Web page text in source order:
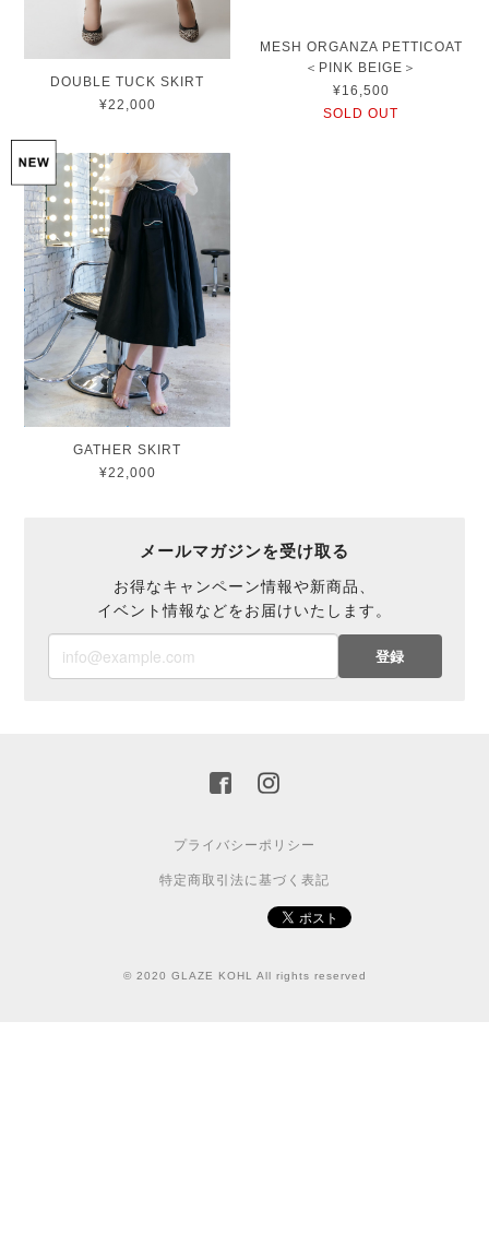
DOUBLE TUCK SKIRT
¥22,000
MESH ORGANZA PETTICOAT
＜PINK BEIGE＞ㅤ
¥16,500
SOLD OUT
GATHER SKIRT
¥22,000
メールマガジンを受け取る
お得なキャンペーン情報や新商品、
イベント情報などをお届けいたします。
登録
プライバシーポリシー
特定商取引法に基づく表記
© 2020 GLAZE KOHL All rights reserved